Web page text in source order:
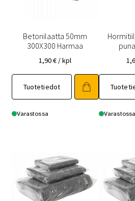
Betonilaatta 50mm
300X300 Harmaa
1,90€ / kpl
Tuotetiedot
Varastossa Varastossa